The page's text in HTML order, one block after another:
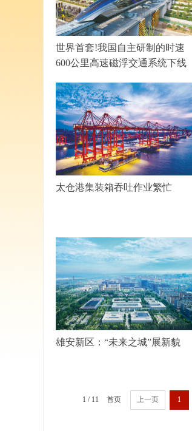
世界首套!我国自主研制的时速
600公里高速磁浮交通系统下线
太仓港集装箱吞吐作业繁忙
雄安新区：“未来之城”展新貌
1 / 11 首页 上一页 1